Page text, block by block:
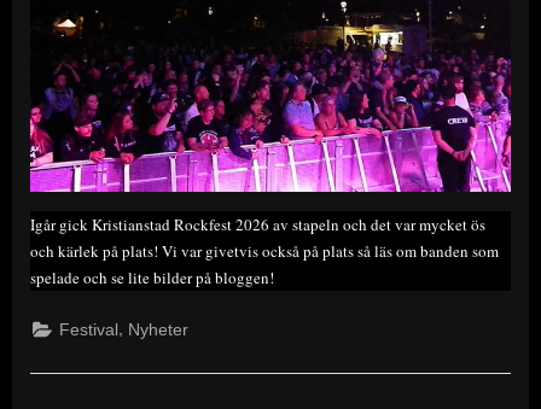
Igår gick Kristianstad Rockfest 2026 av stapeln och det var mycket ös
och kärlek på plats! Vi var givetvis också på plats så läs om banden som
spelade och se lite bilder på bloggen!
Festival , Nyheter